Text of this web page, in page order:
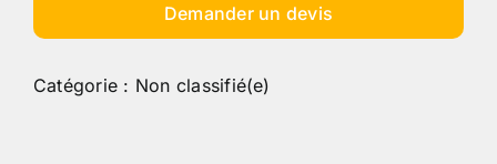
Demander un devis
Catégorie : Non classifié(e)